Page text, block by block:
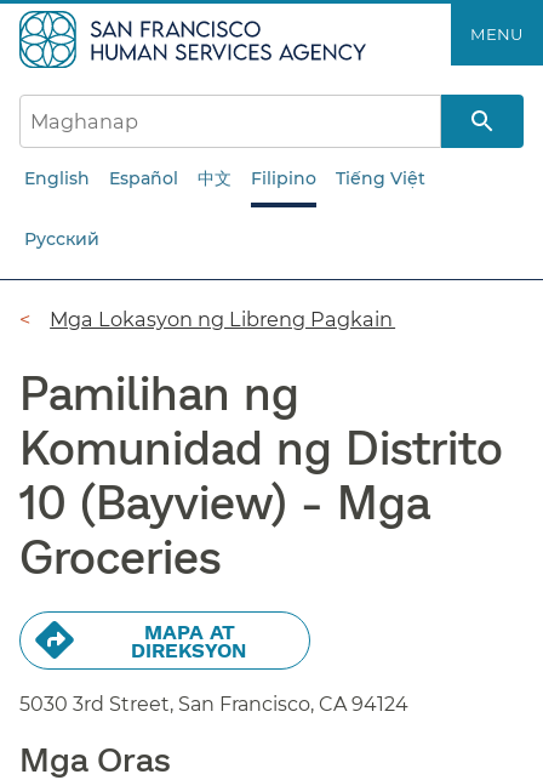
ang
pangunahing
nilalaman​​
MENU​​
English Español 中文 Filipino Tiếng Việt
Русский
Breadcrumb​​
Mga Lokasyon ng Libreng Pagkain​​
Pamilihan ng
Komunidad ng Distrito
10 (Bayview) - Mga
Groceries​​
MAPA AT
DIREKSYON​​
5030 3rd Street, San Francisco, CA 94124
Mga Oras​​